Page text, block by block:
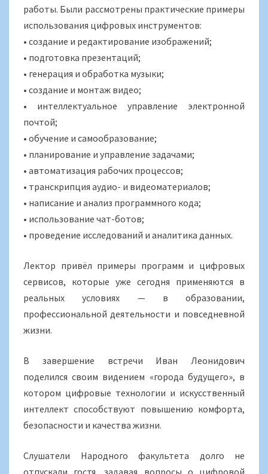
работы. Были рассмотрены практические примеры
использования цифровых инструментов:
• создание и редактирование изображений;
• подготовка презентаций;
• генерация и обработка музыки;
• создание и монтаж видео;
• интеллектуальное управление электронной
почтой;
• обучение и самообразование;
• планирование и управление задачами;
• автоматизация рабочих процессов;
• транскрипция аудио- и видеоматериалов;
• написание и анализ программного кода;
• использование чат-ботов;
• проведение исследований и аналитика данных.
Лектор привёл примеры программ и цифровых
сервисов, которые уже сегодня применяются в
реальных условиях — в образовании,
профессиональной деятельности и повседневной
жизни.
В завершение встречи Иван Леонидович
поделился своим видением «города будущего», в
котором цифровые технологии и искусственный
интеллект способствуют повышению комфорта,
безопасности и качества жизни.
Слушатели Народного факультета долго не